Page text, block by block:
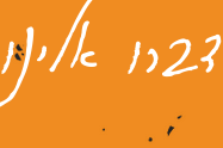
דברו אלינו